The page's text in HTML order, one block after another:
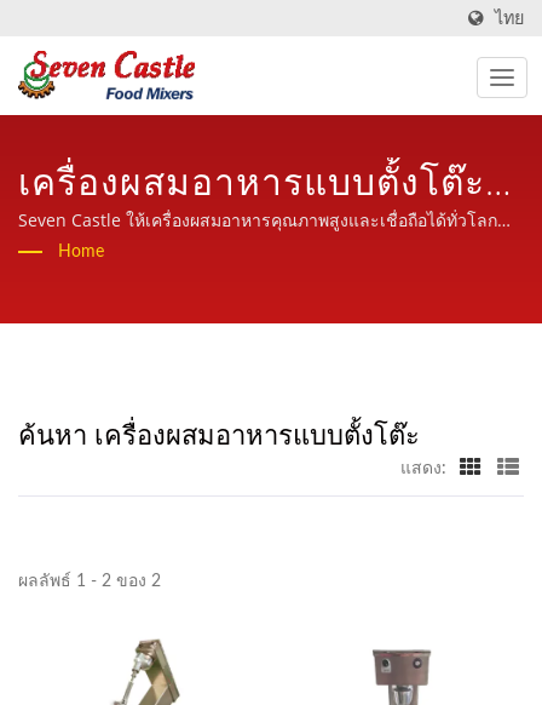
ไทย
เครื่องผสมอาหารแบบตั้งโต๊ะ
ค้นหา | ผู้ผลิตเครื่องผสม
อุตสาหกรรมเครื่องประมวลผล
Seven Castle ให้เครื่องผสมอาหารคุณภาพสูงและเชื่อถือได้ทั่วโลก
พร้อมบริการที่เป็นมิตร มืออาชีพและมีประสบการณ์
Home
ค้นหา เครื่องผสมอาหารแบบตั้งโต๊ะ
แสดง:
ผลลัพธ์ 1 - 2 ของ 2